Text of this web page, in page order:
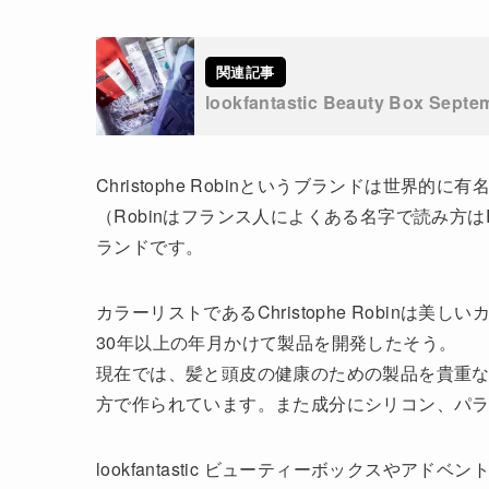
lookfantastic Beauty Box
Christophe Robinというブランドは世界的に有
（Robinはフランス人によくある名字で読み方
ランドです。
カラーリストであるChristophe Robinは美しい
30年以上の年月かけて製品を開発したそう。
現在では、髪と頭皮の健康のための製品を貴重
方で作られています。また成分にシリコン、パ
lookfantastic ビューティーボックスやアドベン